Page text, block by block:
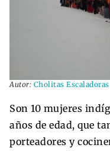
Autor: Cholitas Escaladoras
Son 10 mujeres
años de edad, que
porteadores y